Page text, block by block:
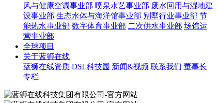
风与健康空调事业部 喷泉水艺事业部 废水回用与湿地建
设事业部 生态水体与海洋馆事业部 别墅行业事业部 节
能热水事业部 数字体育事业部 二次供水事业部 场馆运
营事业部
全球项目
关于蓝狮在线
蓝狮在线资质 DSL科技园 新闻&视频 联系我们 董事长
专栏